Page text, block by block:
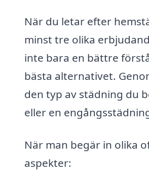
När du letar efter
minst tre olika
inte bara en bättre
bästa alternativet.
den typ av städning du
eller en
När man begär in olika
aspekter: